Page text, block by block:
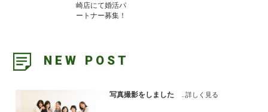
崎店にて婚活パ
ートナー募集！
NEW POST
写真撮影をしました …詳しく見る